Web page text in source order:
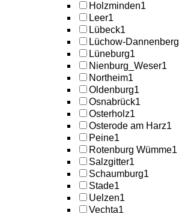
Holzminden1
Leer1
Lübeck1
Lüchow-Dannenberg
Lüneburg1
Nienburg_Weser1
Northeim1
Oldenburg1
Osnabrück1
Osterholz1
Osterode am Harz1
Peine1
Rotenburg Wümme1
Salzgitter1
Schaumburg1
Stade1
Uelzen1
Vechta1